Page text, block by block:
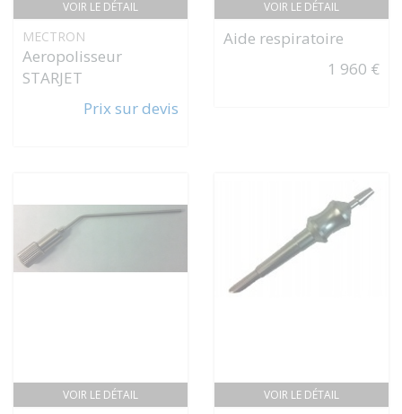
VOIR LE DÉTAIL
MECTRON
Aeropolisseur
STARJET
Prix sur devis
VOIR LE DÉTAIL
Aide respiratoire
1 960 €
VOIR LE DÉTAIL VOIR LE DÉTAIL